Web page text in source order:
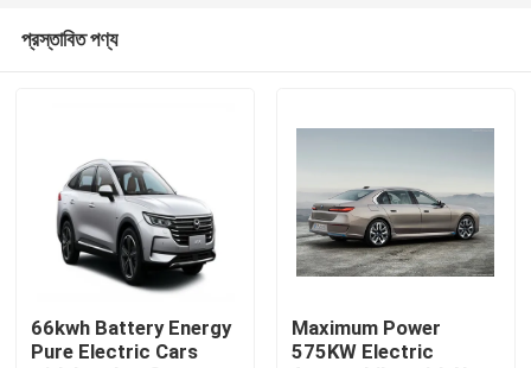
প্রস্তাবিত পণ্য
66kwh Battery Energy
Pure Electric Cars
Maximum Power
575KW Electric